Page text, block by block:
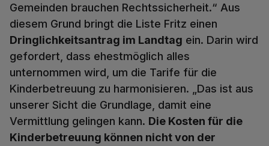
Gemeinden brauchen Rechtssicherheit.“ Aus
diesem Grund bringt die Liste Fritz einen
Dringlichkeitsantrag im Landtag ein. Darin wird
gefordert, dass ehestmöglich alles
unternommen wird, um die Tarife für die
Kinderbetreuung zu harmonisieren. „Das ist aus
unserer Sicht die Grundlage, damit eine
Vermittlung gelingen kann. Die Kosten für die
Kinderbetreuung können nicht von der